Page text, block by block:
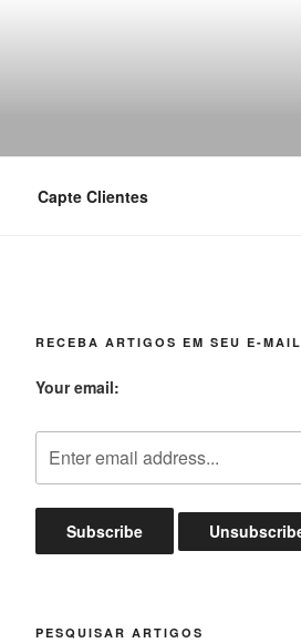
Capte Clientes
RECEBA ARTIGOS EM SEU E-MAIL
Your email:
PESQUISAR ARTIGOS